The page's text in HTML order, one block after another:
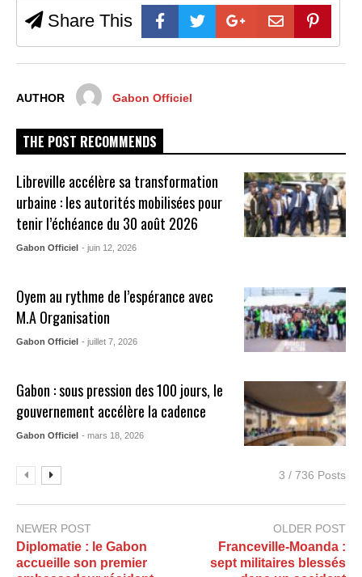
Share This
AUTHOR Gabon Officiel
THE POST RECOMMENDS
Libreville accélère sa transformation
urbaine : les autorités mobilisées pour
tenir l’échéance du 30 août 2026
Gabon Officiel - juin 12, 2026
Oyem au rythme de l’espérance avec
M.A Organisation
Gabon Officiel - juillet 7, 2026
Gabon : sous pression des 100 jours, le
gouvernement accélère la cadence
Gabon Officiel - mars 18, 2026
3 / 736 Posts
NEWER POST
Diplomatie : le Gabon
accueille son premier
OLDER POST
Franceville-Moanda :
sept militaires blessés